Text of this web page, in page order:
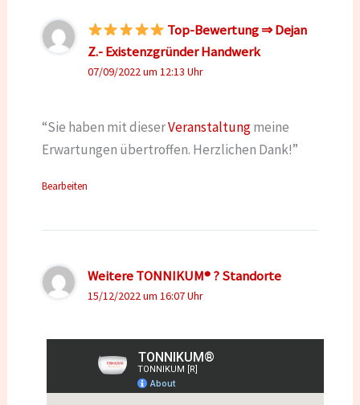
Top-Bewertung ⇒ Dejan
Z.- Existenzgründer Handwerk
07/09/2022 um 12:13 Uhr
“Sie haben mit dieserVeranstaltungmeine
Erwartungen übertroffen. Herzlichen Dank!”
Bearbeiten
Weitere TONNIKUM® ? Standorte
15/12/2022 um 16:07 Uhr